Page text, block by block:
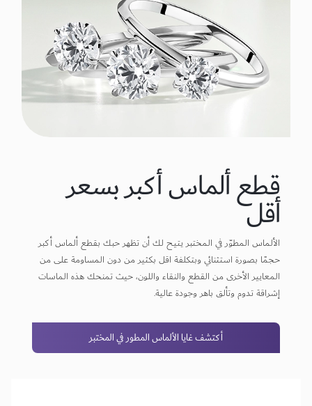
قطع ألماس أكبر بسعر
أقل
الألماس المطوّر في المختبر يتيح لك أن تظهر حبك بقطع ألماس أكبر
حجمًا بصورة استثنائي وبتكلفة اقل بكثير من دون المساومة على من
المعايير الأخرى من القطع والنقاء واللون، حيث تمنحك هذه الماسات
إشراقة تدوم وتألق باهر وجودة عالية.
أكتشف غايا الألماس المطور في المختبر